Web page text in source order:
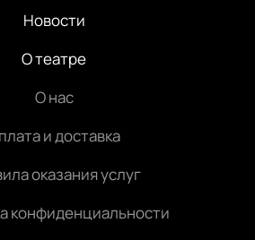
Новости
О театре
О нас
и доставка
оказания услуг
конфиденциальности